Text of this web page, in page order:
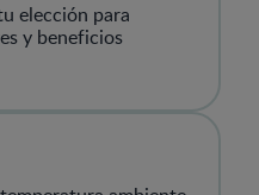
elección para
y beneficios